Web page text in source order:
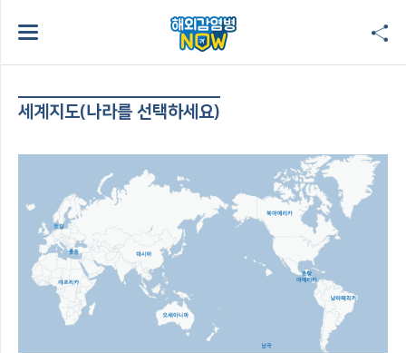
세계지도(나라를 선택하세요)